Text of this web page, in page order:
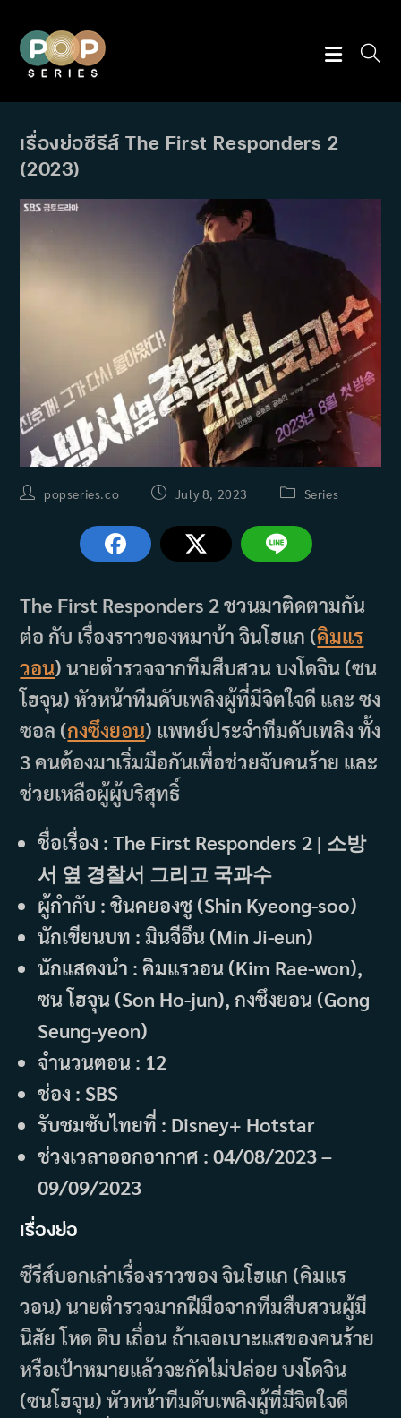
content
เรื่องย่อซีรีส์ The First Responders 2
(2023)
Postpopseries.co
Post July 8, 2023
PostSeries
The First Responders 2 ชวนมาติดตามกัน
ต่อ กับ เรื่องราวของหมาบ้า จินโฮแก (คิมแร
วอน) นายตำรวจจากทีมสืบสวน บงโดจิน (ซน
โฮจุน) หัวหน้าทีมดับเพลิงผู้ที่มีจิตใจดี และ ซง
ซอล (กงซึงยอน) แพทย์ประจำทีมดับเพลิง ทั้ง
3 คนต้องมาเริ่มมือกันเพื่อช่วยจับคนร้าย และ
ช่วยเหลือผู้ผู้บริสุทธิ์
ชื่อเรื่อง : The First Responders 2 | 소방
서 옆 경찰서 그리고 국과수
ผู้กำกับ : ชินคยองซู (Shin Kyeong-soo)
นักเขียนบท : มินจีอึน (Min Ji-eun)
นักแสดงนำ : คิมแรวอน (Kim Rae-won),
ซน โฮจุน (Son Ho-jun), กงซึงยอน (Gong
Seung-yeon)
จำนวนตอน : 12
ช่อง : SBS
รับชมซับไทยที่ : Disney+ Hotstar
ช่วงเวลาออกอากาศ : 04/08/2023 –
09/09/2023
เรื่องย่อ
ซีรีส์บอกเล่าเรื่องราวของ จินโฮแก (คิมแร
วอน) นายตำรวจมากฝีมือจากทีมสืบสวนผู้มี
นิสัย โหด ดิบ เถื่อน ถ้าเจอเบาะแสของคนร้าย
หรือเป้าหมายแล้วจะกัดไม่ปล่อย บงโดจิน
(ซนโฮจุน) หัวหน้าทีมดับเพลิงผู้ที่มีจิตใจดี